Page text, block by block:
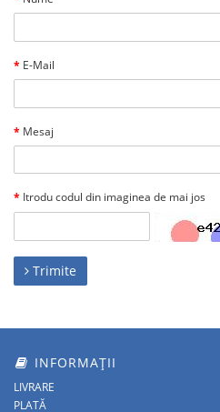
E-Mail
Mesaj
Itrodu codul din imaginea de mai jos
Trimite
INFORMAȚII
LIVRARE
PLATĂ